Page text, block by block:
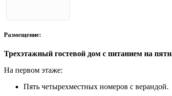
Размещение:
Трехэтажный гостевой дом с питанием на
На первом этаже:
Пять четырехместных номеров с верандой.